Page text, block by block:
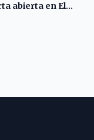
abierta en El